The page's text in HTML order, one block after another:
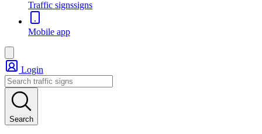
Traffic signssigns
Mobile app
Login
Search